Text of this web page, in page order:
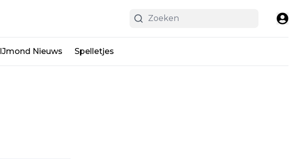
IJmond Nieuws Spelletjes